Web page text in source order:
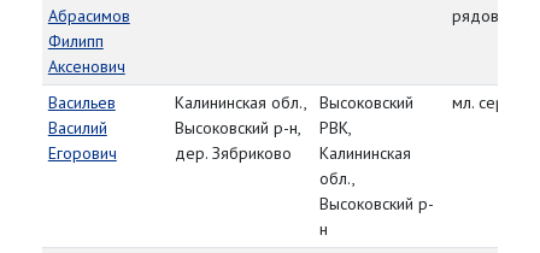
Абрасимов
Филипп
Аксенович
рядовой
Васильев
Василий
Егорович
Калининская обл.,
Высоковский р-н,
дер. Зябриково
Высоковский
РВК,
Калининская
обл.,
Высоковский р-
н
мл. сержант